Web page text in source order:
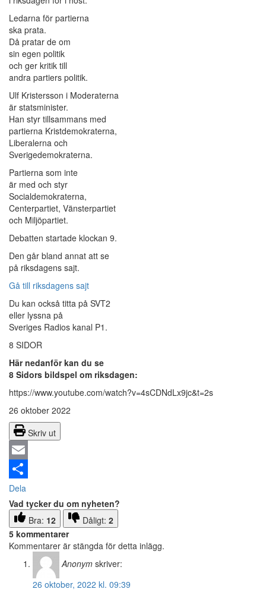
Ledarna för partierna
ska prata.
Då pratar de om
sin egen politik
och ger kritik till
andra partiers politik.
Ulf Kristersson i Moderaterna
är statsminister.
Han styr tillsammans med
partierna Kristdemokraterna,
Liberalerna och
Sverigedemokraterna.
Partierna som inte
är med och styr
Socialdemokraterna,
Centerpartiet, Vänsterpartiet
och Miljöpartiet.
Debatten startade klockan 9.
Den går bland annat att se
på riksdagens sajt.
Gå till riksdagens sajt
Du kan också titta på SVT2
eller lyssna på
Sveriges Radios kanal P1.
8 SIDOR
Här nedanför kan du se
8 Sidors bildspel om riksdagen:
https://www.youtube.com/watch?v=4sCDNdLx9jc&t=2s
26 oktober 2022
Skriv ut
Email
Dela
Vad tycker du om nyheten?
Bra: 12 Dåligt: 2
5 kommentarer
Kommentarer är stängda för detta inlägg.
Anonym skriver:
26 oktober, 2022 kl. 09:39